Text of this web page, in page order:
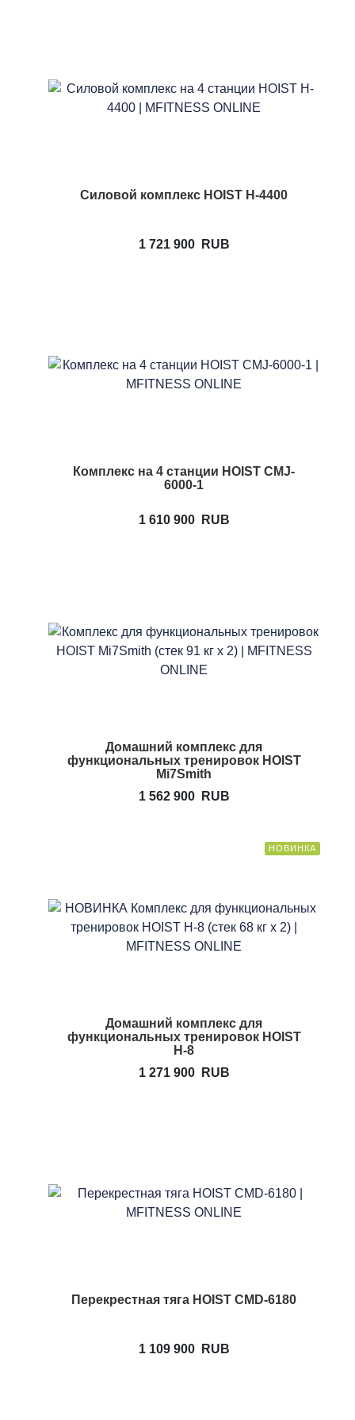
Силовой комплекс HOIST H-4400
1 721 900 RUB
Комплекс на 4 станции HOIST CMJ-
6000-1
1 610 900 RUB
Домашний комплекс для
функциональных тренировок HOIST
Mi7Smith
1 562 900
RUB
НОВИНКА
Домашний комплекс для
функциональных тренировок HOIST
H-8
1 271 900
RUB
Перекрестная тяга HOIST CMD-6180
1 109 900 RUB